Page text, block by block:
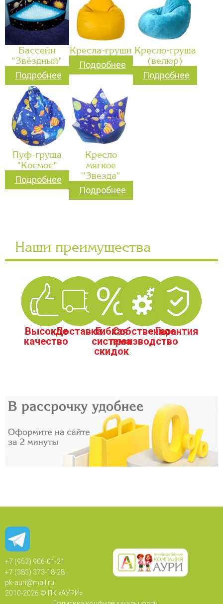
Бассейн
"Звёздный"
Подробнее
Кресла-груши
Подробнее
Кресло-груша
(велюр)
Подробнее
Пуф-груша
"Космос"
Подробнее
Кресло
мягкое
"Звезда"
Подробнее
Наши преимущества
Высокое
качество
ДоставкаГибкая
система
скидок
Собственное
производство
Гарантия
+7 (952) 906-01-21
+7 (383) 373-18-28
pk-auri@mail.ru
2010-2026 © ПК «АУРИ»